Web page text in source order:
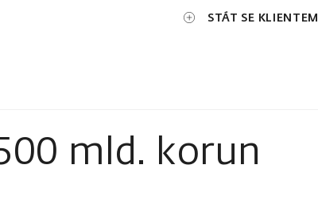
STÁT SE KLIENTEM
mld. korun